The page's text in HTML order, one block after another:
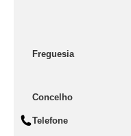
Freguesia
Concelho
Telefone